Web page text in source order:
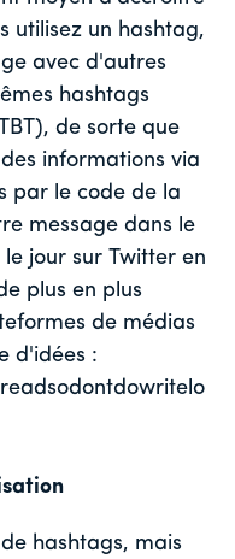
utilisez un hashtag,
avec d'autres
hashtags
de sorte que
informations via
par le code de la
message dans le
jour sur Twitter en
plus en plus
de médias
d'idées :
hashtags, mais